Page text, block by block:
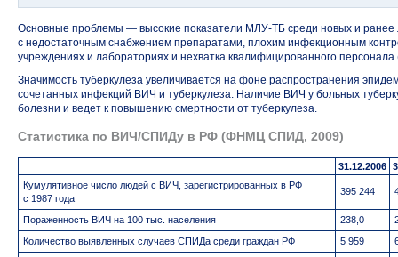
Основные проблемы — высокие показатели МЛУ-ТБ среди новых и ранее
с недостаточным снабжением препаратами, плохим инфекционным
учреждениях и лабораториях и нехватка квалифицированного
Значимость туберкулеза увеличивается на фоне распространения
сочетанных инфекций ВИЧ и туберкулеза. Наличие ВИЧ у больных
болезни и ведет к повышению смертности от туберкулеза.
Статистика по ВИЧ/СПИДу в РФ (ФНМЦ СПИД, 2009)
31.12.2006
Кумулятивное число людей с ВИЧ, зарегистрированных в РФ
с 1987 года
395 244
Пораженность ВИЧ на 100 тыс. населения 238,0
Количество выявленных случаев СПИДа среди граждан РФ
5 959